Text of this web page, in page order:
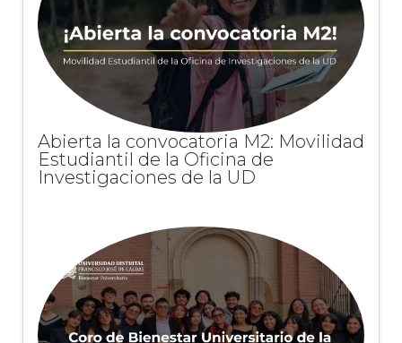
Abierta la convocatoria M2: Movilidad
Estudiantil de la Oficina de
Investigaciones de la UD